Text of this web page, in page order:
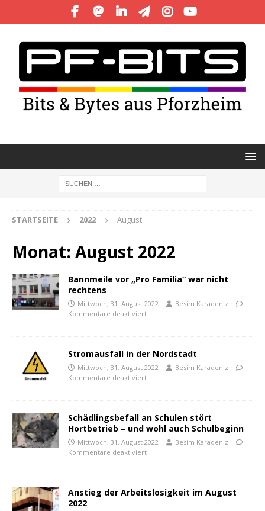
STARTSEITE 2022 August
Monat: August 2022
Bannmeile vor „Pro Familia“ war nicht
rechtens
Mittwoch, 31. August 2022
Besim Karadeniz
Kommentare deaktiviert
Stromausfall in der Nordstadt
Mittwoch, 31. August 2022
Besim Karadeniz
Kommentare deaktiviert
Schädlingsbefall an Schulen stört
Hortbetrieb – und wohl auch Schulbeginn
Mittwoch, 31. August 2022
Besim Karadeniz
Kommentare deaktiviert
Anstieg der Arbeitslosigkeit im August
2022